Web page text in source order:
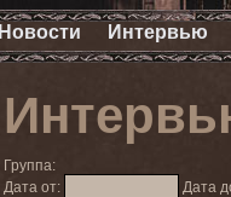
Новости Интервью
Группа:
Дата от:
Дата